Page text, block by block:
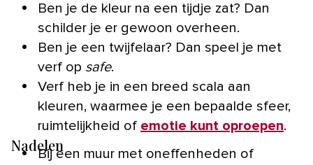
Ben je de kleur na een tijdje zat? Dan
schilder je er gewoon overheen.
Ben je een twijfelaar? Dan speel je met
verf op safe.
Verf heb je in een breed scala aan
kleuren, waarmee je een bepaalde sfeer,
ruimtelijkheid of emotie kunt oproepen.
NadelenBij een muur met oneffenheden of